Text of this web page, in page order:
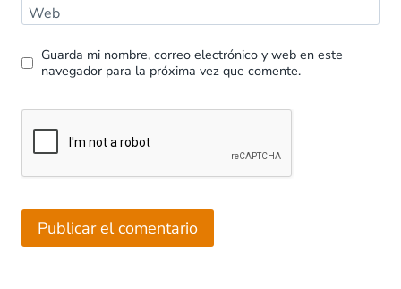
Web
Guarda mi nombre, correo electrónico y web en este
navegador para la próxima vez que comente.